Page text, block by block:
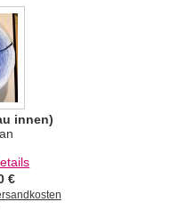
innen)
€